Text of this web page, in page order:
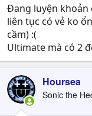
mode thì phế
đánh thường
=)......... nếu như
Đang luyện khoản
liên tục có vẻ ko
cầm) :(
Ultimate mà có 2
Hoursea
Sonic the